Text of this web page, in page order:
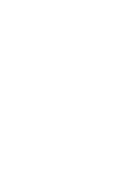
Аромапсихология